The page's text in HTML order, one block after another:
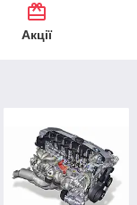
Акції